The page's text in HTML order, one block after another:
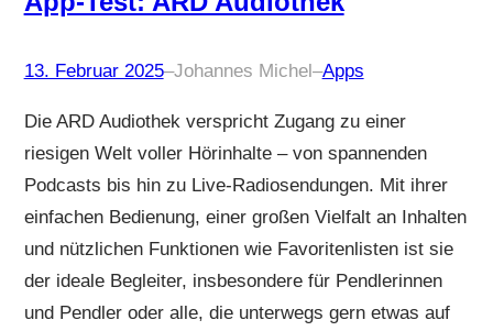
13. Februar 2025–Johannes Michel–Apps
Die ARD Audiothek verspricht Zugang zu einer
riesigen Welt voller Hörinhalte – von spannenden
Podcasts bis hin zu Live-Radiosendungen. Mit ihrer
einfachen Bedienung, einer großen Vielfalt an Inhalten
und nützlichen Funktionen wie Favoritenlisten ist sie
der ideale Begleiter, insbesondere für Pendlerinnen
und Pendler oder alle, die unterwegs gern etwas auf